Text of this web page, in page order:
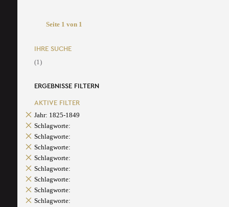
Seite 1 von 1
IHRE SUCHE
(1)
ERGEBNISSE FILTERN
AKTIVE FILTER
Jahr: 1825-1849
Schlagworte:
Schlagworte:
Schlagworte:
Schlagworte:
Schlagworte:
Schlagworte:
Schlagworte:
Schlagworte: